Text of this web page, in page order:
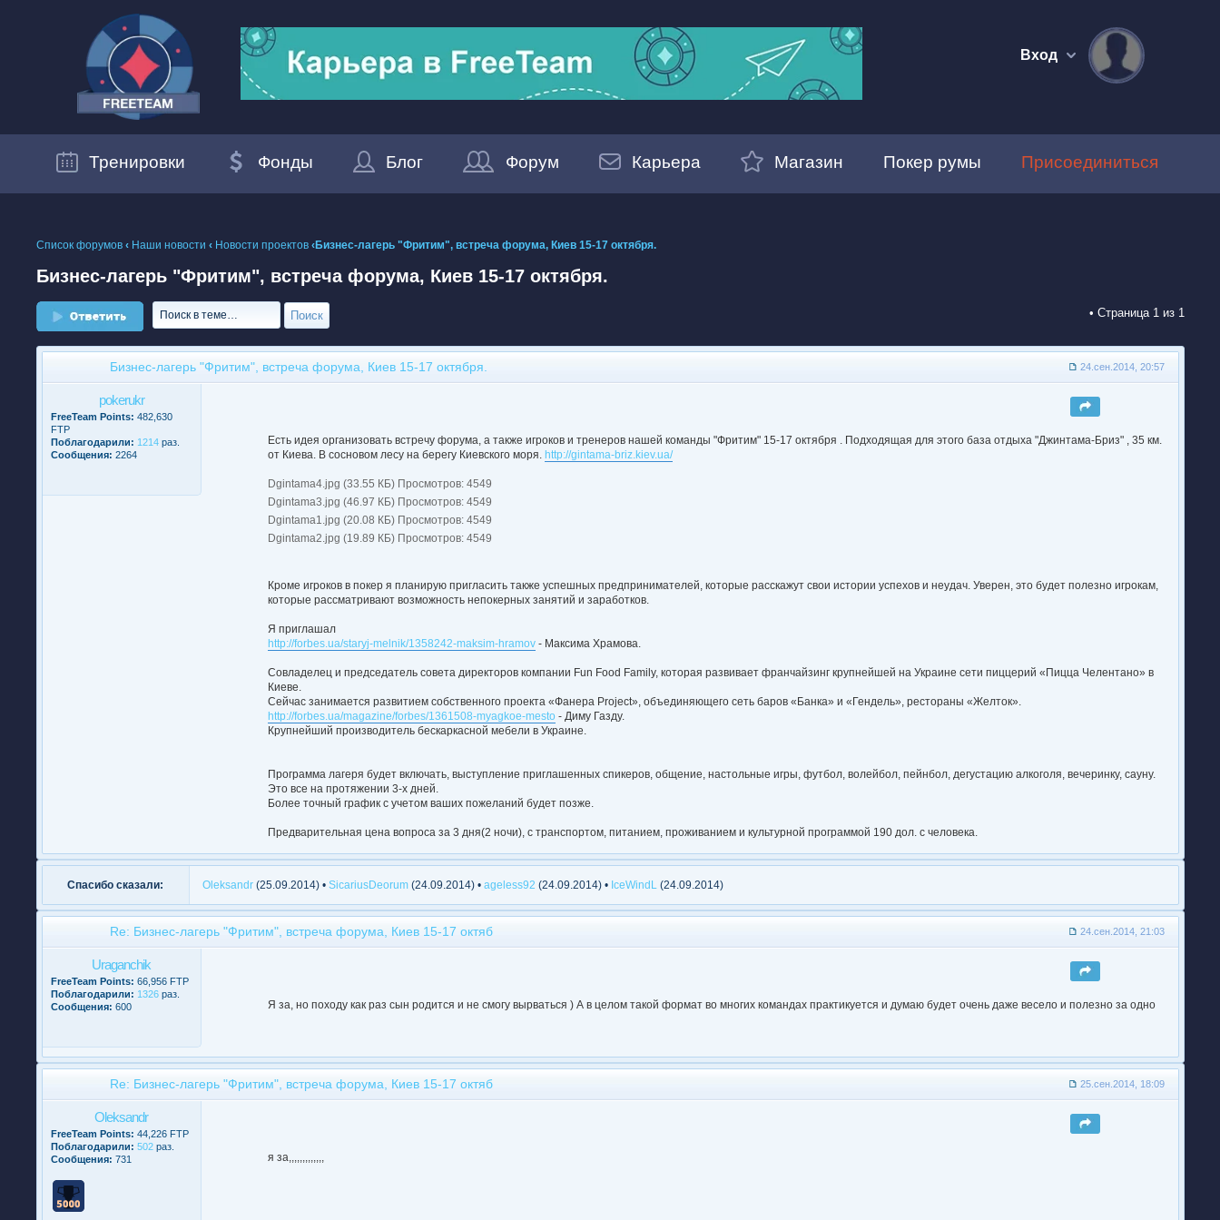
Вход
Тренировки Фонды Блог Форум Карьера Магазин Покер румы Присоединиться
Список форумов ‹ Наши новости ‹ Новости проектов ‹Бизнес-лагерь "Фритим", встреча форума, Киев 15-17 октября.
Бизнес-лагерь "Фритим", встреча форума, Киев 15-17 октября.
Ответить • Страница 1из 1
Бизнес-лагерь "Фритим", встреча форума, Киев 15-17 октября. 24.сен.2014, 20:57
pokerukr
FreeTeam Points: 482,630
FTP
Поблагодарили: 1214раз.
Сообщения: 2264
Есть идея организовать встречу форума, а также игроков и тренеров нашей команды "Фритим" 15-17 октября . Подходящая для этого база отдыха "Джинтама-Бриз" , 35 км.
от Киева. В сосновом лесу на берегу Киевского моря. http://gintama-briz.kiev.ua/
Dgintama4.jpg (33.55 КБ) Просмотров: 4549
Dgintama3.jpg (46.97 КБ) Просмотров: 4549
Dgintama1.jpg (20.08 КБ) Просмотров: 4549
Dgintama2.jpg (19.89 КБ) Просмотров: 4549
Кроме игроков в покер я планирую пригласить также успешных предпринимателей, которые расскажут свои истории успехов и неудач. Уверен, это будет полезно игрокам,
которые рассматривают возможность непокерных занятий и заработков.
Я приглашал
http://forbes.ua/staryj-melnik/1358242-maksim-hramov - Максима Храмова.
Совладелец и председатель совета директоров компании Fun Food Family, которая развивает франчайзинг крупнейшей на Украине сети пиццерий «Пицца Челентано» в
Киеве.
Сейчас занимается развитием собственного проекта «Фанера Project», объединяющего сеть баров «Банка» и «Гендель», рестораны «Желток».
http://forbes.ua/magazine/forbes/1361508-myagkoe-mesto - Диму Газду.
Крупнейший производитель бескаркасной мебели в Украине.
Программа лагеря будет включать, выступление приглашенных спикеров, общение, настольные игры, футбол, волейбол, пейнбол, дегустацию алкоголя, вечеринку, сауну.
Это все на протяжении 3-х дней.
Более точный график с учетом ваших пожеланий будет позже.
Предварительная цена вопроса за 3 дня(2 ночи), с транспортом, питанием, проживанием и культурной программой 190 дол. с человека.
Спасибо сказали: Oleksandr(25.09.2014) • SicariusDeorum(24.09.2014) • ageless92 (24.09.2014) • IceWindL(24.09.2014)
Re: Бизнес-лагерь "Фритим", встреча форума, Киев 15-17 октяб 24.сен.2014, 21:03
Uraganchik
FreeTeam Points: 66,956 FTP
Поблагодарили: 1326раз.
Сообщения: 600 Я за, но походу как раз сын родится и не смогу вырваться ) А в целом такой формат во многих командах практикуется и думаю будет очень даже весело и полезно за одно
Re: Бизнес-лагерь "Фритим", встреча форума, Киев 15-17 октяб 25.сен.2014, 18:09
Oleksandr
FreeTeam Points: 44,226 FTP
Поблагодарили: 502раз.
Сообщения: 731 я за,,,,,,,,,,,,,